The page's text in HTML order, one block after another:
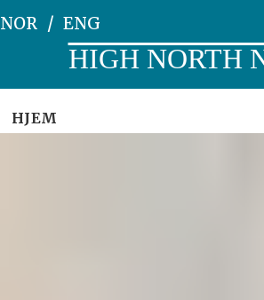
NOR ENG
HIGH NORTH
HJEM